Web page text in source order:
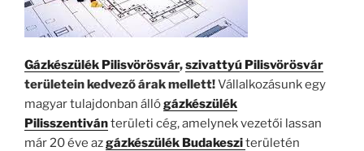
Gázkészülék Pilisvörösvár,szivattyú Pilisvörösvár
területein kedvező árak mellett!Vállalkozásunk egy
magyar tulajdonban állógázkészülék
Pilisszentivánterületi cég, amelynek vezetői lassan
már 20 éve azgázkészülék Budakesziterületén